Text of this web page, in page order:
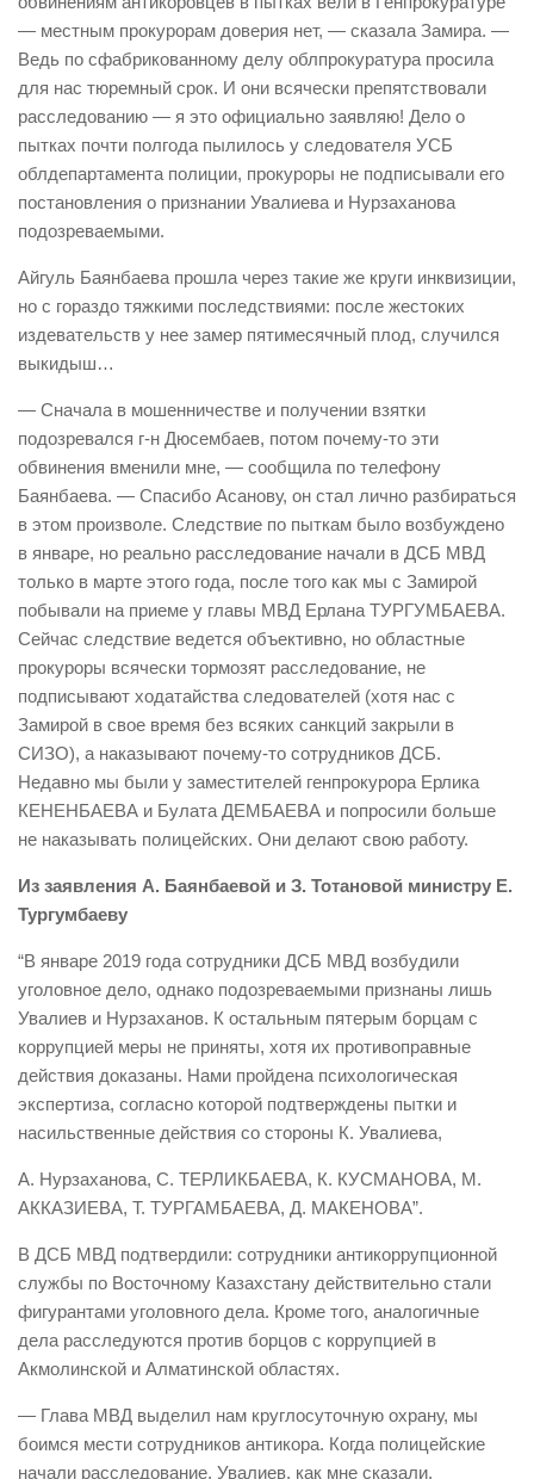
— местным прокурорам доверия нет, — сказала Замира. —
Ведь по сфабрикованному делу облпрокуратура просила
для нас тюремный срок. И они всячески препятствовали
расследованию — я это официально заявляю! Дело о
пытках почти полгода пылилось у следователя УСБ
облдепартамента полиции, прокуроры не подписывали его
постановления о признании Увалиева и Нурзаханова
подозреваемыми.
Айгуль Баянбаева прошла через такие же круги инквизиции,
но с гораздо тяжкими последствиями: после жестоких
издевательств у нее замер пятимесячный плод, случился
выкидыш…
— Сначала в мошенничестве и получении взятки
подозревался г-н Дюсембаев, потом почему-то эти
обвинения вменили мне, — сообщила по телефону
Баянбаева. — Спасибо Асанову, он стал лично разбираться
в этом произволе. Следствие по пыткам было возбуж­дено
в январе, но реально расследование начали в ДСБ МВД
только в марте этого года, после того как мы с Замирой
побывали на приеме у главы МВД Ерлана ТУРГУМБАЕВА.
Сейчас следствие ведется объективно, но областные
прокуроры всячески тормозят расследование, не
подписывают ходатайства следователей (хотя нас с
Замирой в свое время без всяких санкций закрыли в
СИЗО), а наказывают почему-то сотрудников ДСБ.
Недавно мы были у заместителей генпрокурора Ерлика
КЕНЕНБАЕВА и Булата ДЕМБАЕВА и попросили больше
не наказывать полицейских. Они делают свою работу.
Из заявления А. Баянбаевой и З. Тотановой министру Е.
Тургумбаеву
“В январе 2019 года сотрудники ДСБ МВД возбудили
уголовное дело, однако подозреваемыми признаны лишь
Увалиев и Нурзаханов. К остальным пятерым борцам с
коррупцией меры не приняты, хотя их противоправные
действия доказаны. Нами пройдена психологическая
экспертиза, согласно которой подтверждены пытки и
насильственные действия со стороны К. Увалиева,
А. Нурзаханова, С. ТЕРЛИКБАЕВА, К. КУСМАНОВА, М.
АККАЗИЕВА, Т. ТУРГАМБАЕВА, Д. МАКЕНОВА”.
В ДСБ МВД подтвердили: сотрудники антикоррупционной
службы по Восточному Казахстану действительно стали
фигурантами уголовного дела. Кроме того, аналогичные
дела расследуются против борцов с коррупцией в
Акмолинской и Алматинской областях.
— Глава МВД выделил нам круглосуточную охрану, мы
боимся мести сотрудников антикора. Когда полицейские
начали расследование, Увалиев, как мне сказали,